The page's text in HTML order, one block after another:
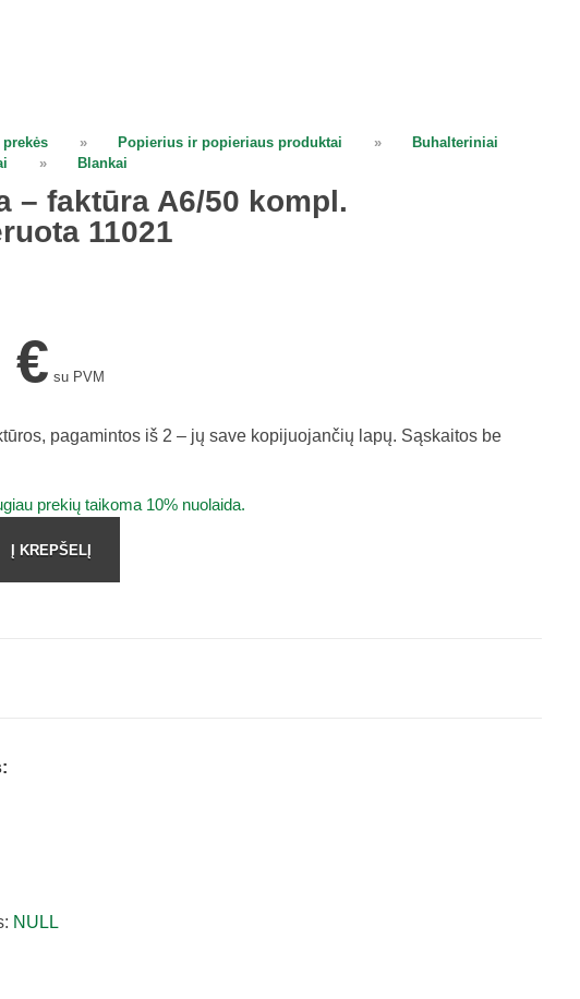
» Popierius ir popieriaus produktai »
Buhalteriniai
» Blankai
– faktūra A6/50 kompl.
11021
€ su PVM
pagamintos iš 2 – jų save kopijuojančių lapų. Sąskaitos be
prekių taikoma 10% nuolaida.
Į KREPŠELĮ
NULL